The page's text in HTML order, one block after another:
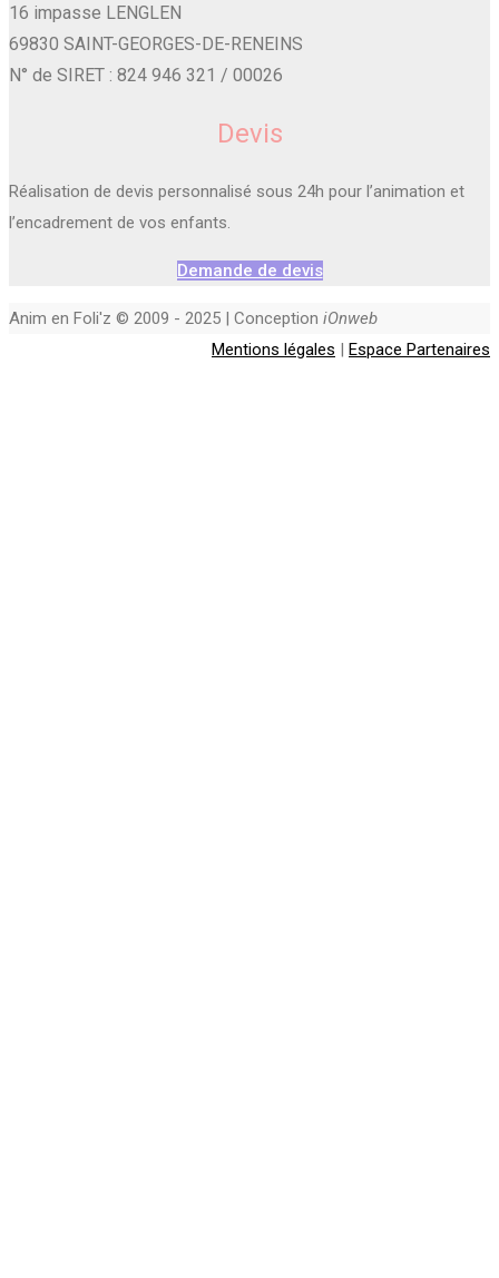
16 impasse LENGLEN
69830 SAINT-GEORGES-DE-RENEINS
N° de SIRET : 824 946 321 / 00026
Devis
Réalisation de devis personnalisé sous 24h pour l’animation et
l’encadrement de vos enfants.
Demande de devis
Anim en Foli'z © 2009 - 2025 | Conception iOnweb
Mentions légales | Espace Partenaires